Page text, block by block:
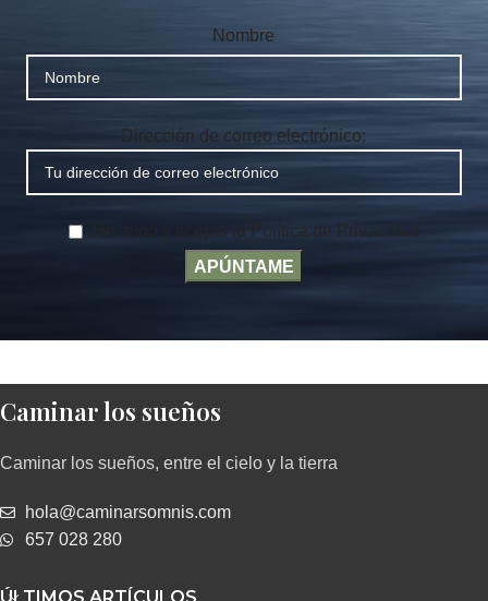
Nombre
Dirección de correo electrónico:
He leído y acepto la Política de Privacidad
Caminar los sueños
Caminar los sueños, entre el cielo y la tierra
hola@caminarsomnis.com
657 028 280